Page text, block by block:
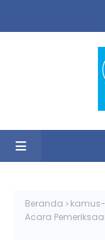
Beranda
Acara